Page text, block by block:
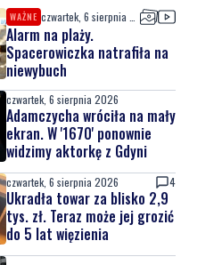
WAŻNE
Alarm na plaży.
Spacerowiczka natrafiła na
niewybuch
czwartek, 6 sierpnia 2026
Adamczycha wróciła na mały
ekran. W '1670' ponownie
widzimy aktorkę z Gdyni
czwartek, 6 sierpnia 2026 4
Ukradła towar za blisko 2,9
tys. zł. Teraz może jej grozić
do 5 lat więzienia